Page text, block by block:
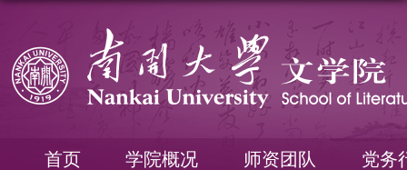
首页 学院概况 师资团队 党务